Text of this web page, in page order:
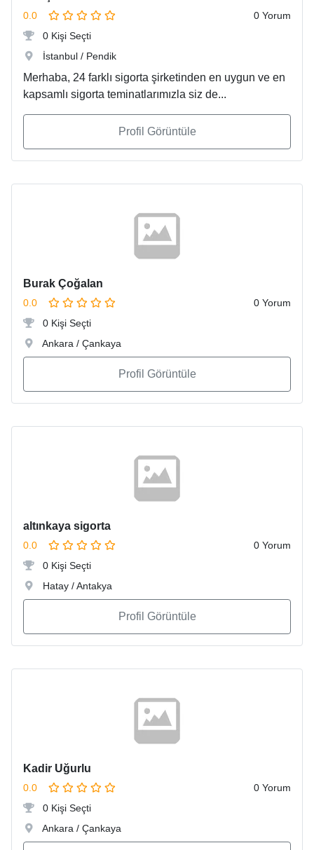
0.0
0 Yorum
0 Kişi Seçti
İstanbul / Pendik
Merhaba, 24 farklı sigorta şirketinden en uygun ve en
kapsamlı sigorta teminatlarımızla siz de...
Profil Görüntüle
Burak Çoğalan
0.0
0 Yorum
0 Kişi Seçti
Ankara / Çankaya
Profil Görüntüle
altınkaya sigorta
0.0
0 Yorum
0 Kişi Seçti
Hatay / Antakya
Profil Görüntüle
Kadir Uğurlu
0.0
0 Yorum
0 Kişi Seçti
Ankara / Çankaya